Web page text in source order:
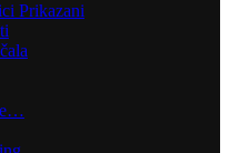
Prikazani